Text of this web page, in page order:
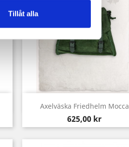
Tillåt alla
Axelväska Friedhelm Mocca
Pris
625,00 kr
 Snabbvy